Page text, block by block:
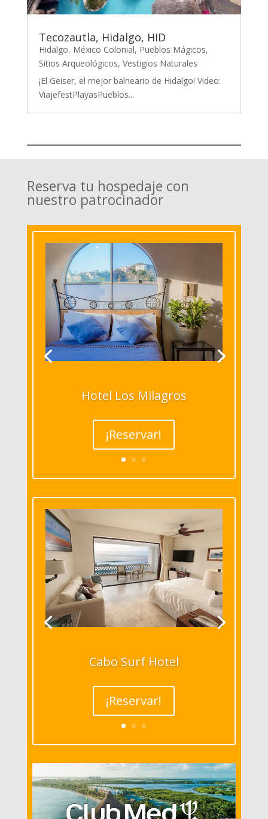
Tecozautla, Hidalgo, HID
Hidalgo, México Colonial, Pueblos Mágicos,
Sitios Arqueológicos, Vestigios Naturales
¡El Geiser, el mejor balneario de Hidalgo! Video:
ViajefestPlayasPueblos...
Reserva tu hospedaje con
nuestro patrocinador
Hotel Los Milagros
¡Reservar!
Cabo Surf Hotel
¡Reservar!